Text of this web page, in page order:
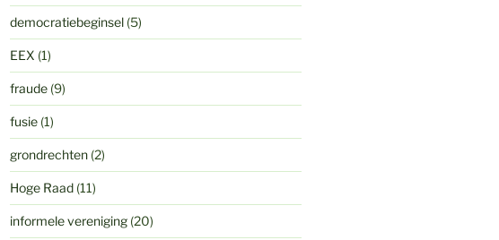
democratiebeginsel(5)
EEX (1)
fraude(9)
fusie(1)
grondrechten(2)
Hoge Raad(11)
informele vereniging(20)